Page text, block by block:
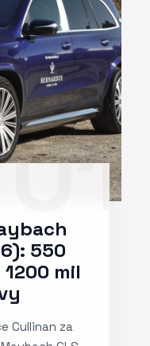
01
550
mil
Cullinan za